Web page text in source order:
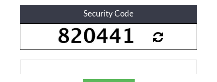
Security Code